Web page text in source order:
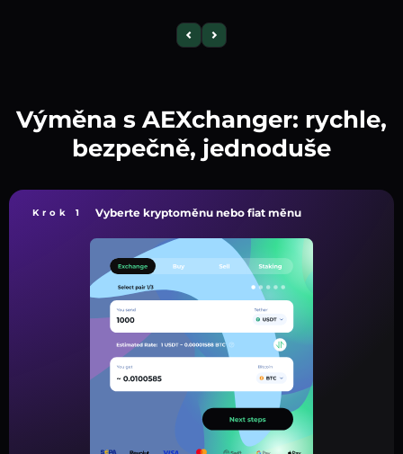
Výměna s AEXchanger: rychle,
bezpečně, jednoduše
Krok 1 Vyberte kryptoměnu nebo fiat měnu